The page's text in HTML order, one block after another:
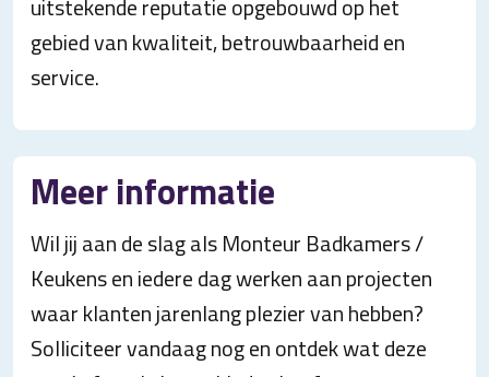
uitstekende reputatie opgebouwd op het
gebied van kwaliteit, betrouwbaarheid en
service.
Meer informatie
Wil jij aan de slag als Monteur Badkamers /
Keukens en iedere dag werken aan projecten
waar klanten jarenlang plezier van hebben?
Solliciteer vandaag nog en ontdek wat deze